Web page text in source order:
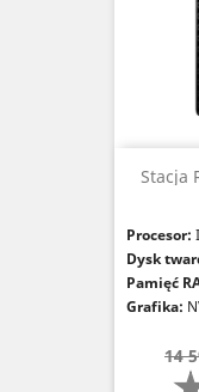
Stacja
Procesor:
Dysk
Pamięć
Grafika:
14